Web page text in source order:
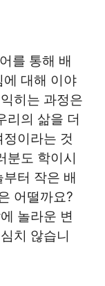
를 통해 배
에 대해 이야
히는 과정은
리의 삶을 더
이라는 것
분도 학이시
터 작은 배
어떨까요?
놀라운 변
치 않습니